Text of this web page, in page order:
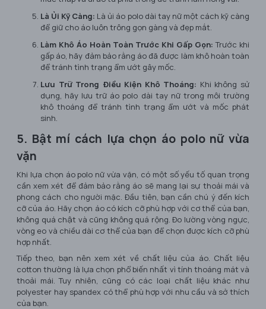
Là Ủi Kỹ Càng: Là ủi áo polo dài tay nữ một cách kỹ càng
để giữ cho áo luôn trông gọn gàng và đẹp mắt.
Làm Khô Áo Hoàn Toàn Trước Khi Gấp Gọn: Trước khi
gấp áo, hãy đảm bảo rằng áo đã được làm khô hoàn toàn
để tránh tình trạng ẩm ướt gây mốc.
Lưu Trữ Trong Điều Kiện Khô Thoáng: Khi không sử
dụng, hãy lưu trữ áo polo dài tay nữ trong môi trường
khô thoáng để tránh tình trạng ẩm ướt và mốc phát
sinh.
5. Bật mí cách lựa chọn áo polo nữ vừa
vặn
Khi lựa chọn áo polo nữ vừa vặn, có một số yếu tố quan trọng
cần xem xét để đảm bảo rằng áo sẽ mang lại sự thoải mái và
phong cách cho người mặc. Đầu tiên, bạn cần chú ý đến kích
cỡ của áo. Hãy chọn áo có kích cỡ phù hợp với cơ thể của bạn,
không quá chật và cũng không quá rộng. Đo lường vòng ngực,
vòng eo và chiều dài cơ thể của bạn để chọn được kích cỡ phù
hợp nhất.
Tiếp theo, bạn nên xem xét về chất liệu của áo. Chất liệu
cotton thường là lựa chọn phổ biến nhất vì tính thoáng mát và
thoải mái. Tuy nhiên, cũng có các loại chất liệu khác như
polyester hay spandex có thể phù hợp với nhu cầu và sở thích
của bạn.